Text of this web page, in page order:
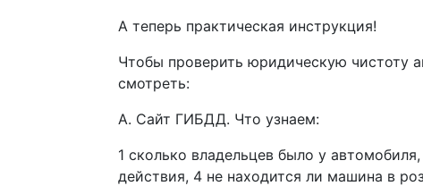
А теперь практическая инструкция!
Чтобы проверить юридическую чистоту
смотреть:
А. Сайт ГИБДД. Что узнаем:
1 сколько владельцев было у
действия, 4 не находится ли машина в